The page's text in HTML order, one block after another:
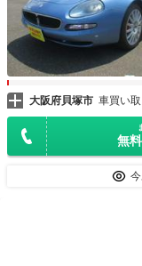
大阪府貝塚市 車買い
無